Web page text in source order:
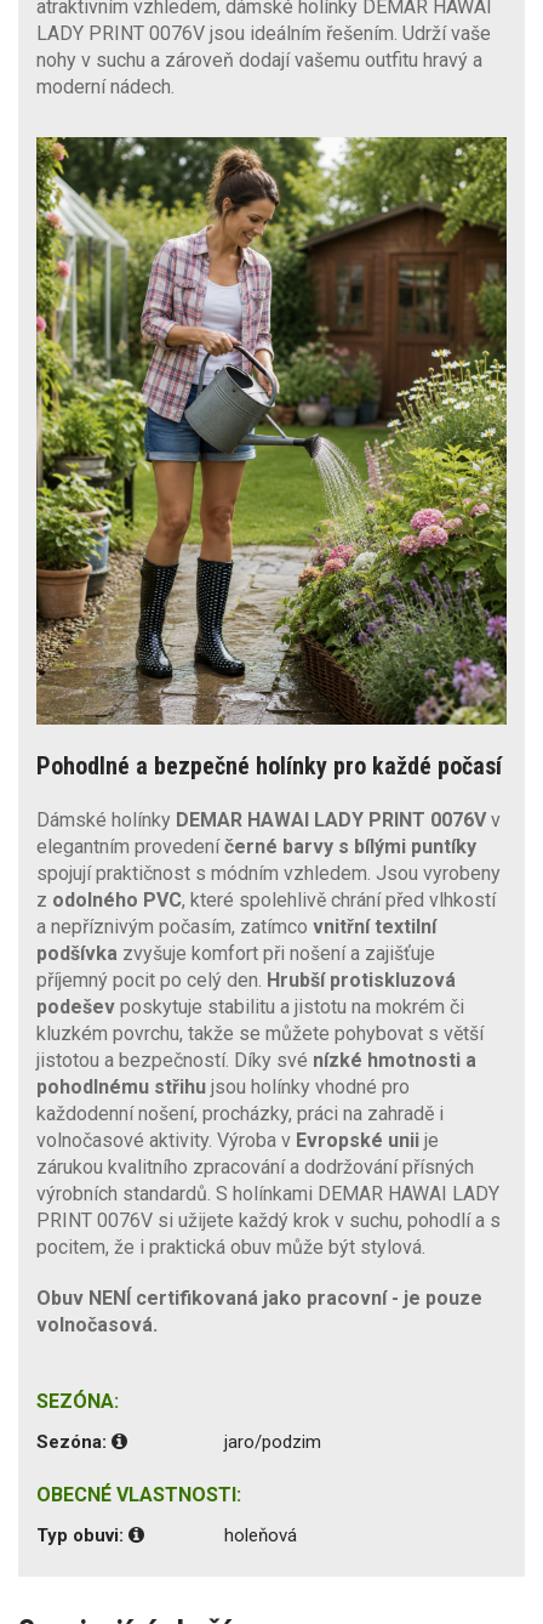
atraktivním vzhledem, dámské holínky DEMAR HAWAI
LADY PRINT 0076V jsou ideálním řešením. Udrží vaše
nohy v suchu a zároveň dodají vašemu outfitu hravý a
moderní nádech.
Pohodlné a bezpečné holínky pro každé počasí
Dámské holínky DEMAR HAWAI LADY PRINT 0076Vv
elegantním provedeníčerné barvy s bílými puntíky
spojují praktičnost s módním vzhledem. Jsou vyrobeny
z odolného PVC, které spolehlivě chrání před vlhkostí
a nepříznivým počasím, zatímco vnitřní textilní
podšívka zvyšuje komfort při nošení a zajišťuje
příjemný pocit po celý den. Hrubší protiskluzová
podešev poskytuje stabilitu a jistotu na mokrém či
kluzkém povrchu, takže se můžete pohybovat s větší
jistotou a bezpečností. Díky své nízké hmotnosti a
pohodlnému střihu jsou holínky vhodné pro
každodenní nošení, procházky, práci na zahradě i
volnočasové aktivity. Výroba v Evropské unii je
zárukou kvalitního zpracování a dodržování přísných
výrobních standardů. S holínkami DEMAR HAWAI LADY
PRINT 0076V si užijete každý krok v suchu, pohodlí a s
pocitem, že i praktická obuv může být stylová.
Obuv NENÍ certifikovaná jako pracovní - je pouze
volnočasová.
SEZÓNA:
Sezóna: jaro/podzim
OBECNÉ VLASTNOSTI:
Typ obuvi: holeňová